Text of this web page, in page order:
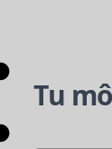
Tu